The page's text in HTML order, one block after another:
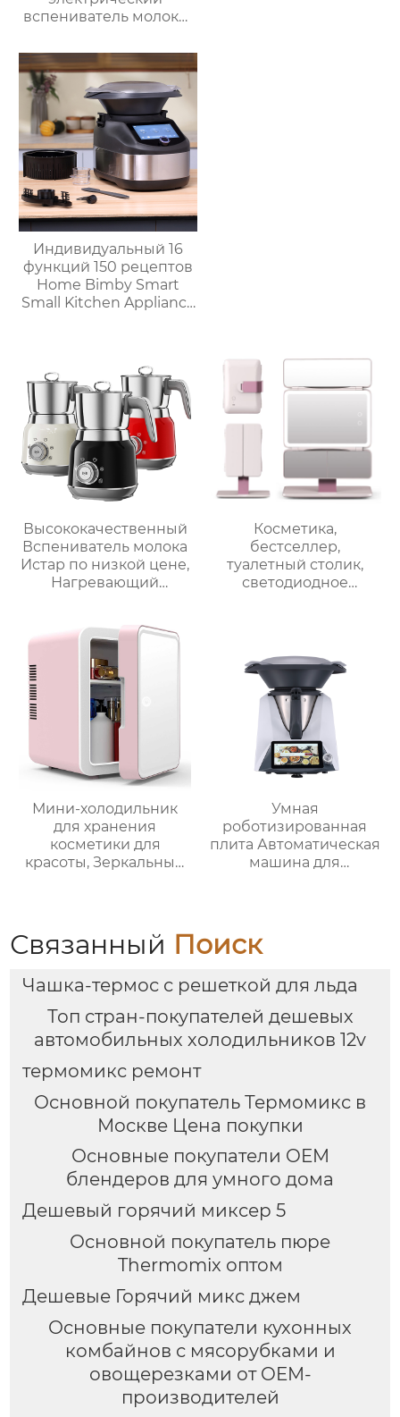
вспениватель молока
молока машина для
приготовления
горячего шоколада
Индивидуальный 16
функций 150 рецептов
Home Bimby Smart
Small Kitchen Appliance
Термопроцессор
Высококачественный
Вспениватель молока
Истар по низкой цене,
Нагревающий
Вспениватель молока
Косметика,
бестселлер,
туалетный столик,
светодиодное
увеличительное
зеркало для макияжа
с подсветкой
Мини-холодильник
для хранения
косметики для
красоты, Зеркальный
автомобильный мини-
холодильник
Умная
роботизированная
плита Автоматическая
машина для
для дома
Связанный Поиск
Чашка-термос с решеткой для льда
Топ стран-покупателей дешевых
автомобильных холодильников 12v
термомикс ремонт
Основной покупатель Термомикс в
Москве Цена покупки
Основные покупатели OEM
блендеров для умного дома
Дешевый горячий миксер 5
Основной покупатель пюре
Thermomix оптом
Дешевые Горячий микс джем
Основные покупатели кухонных
комбайнов с мясорубками и
овощерезками от OEM-
производителей